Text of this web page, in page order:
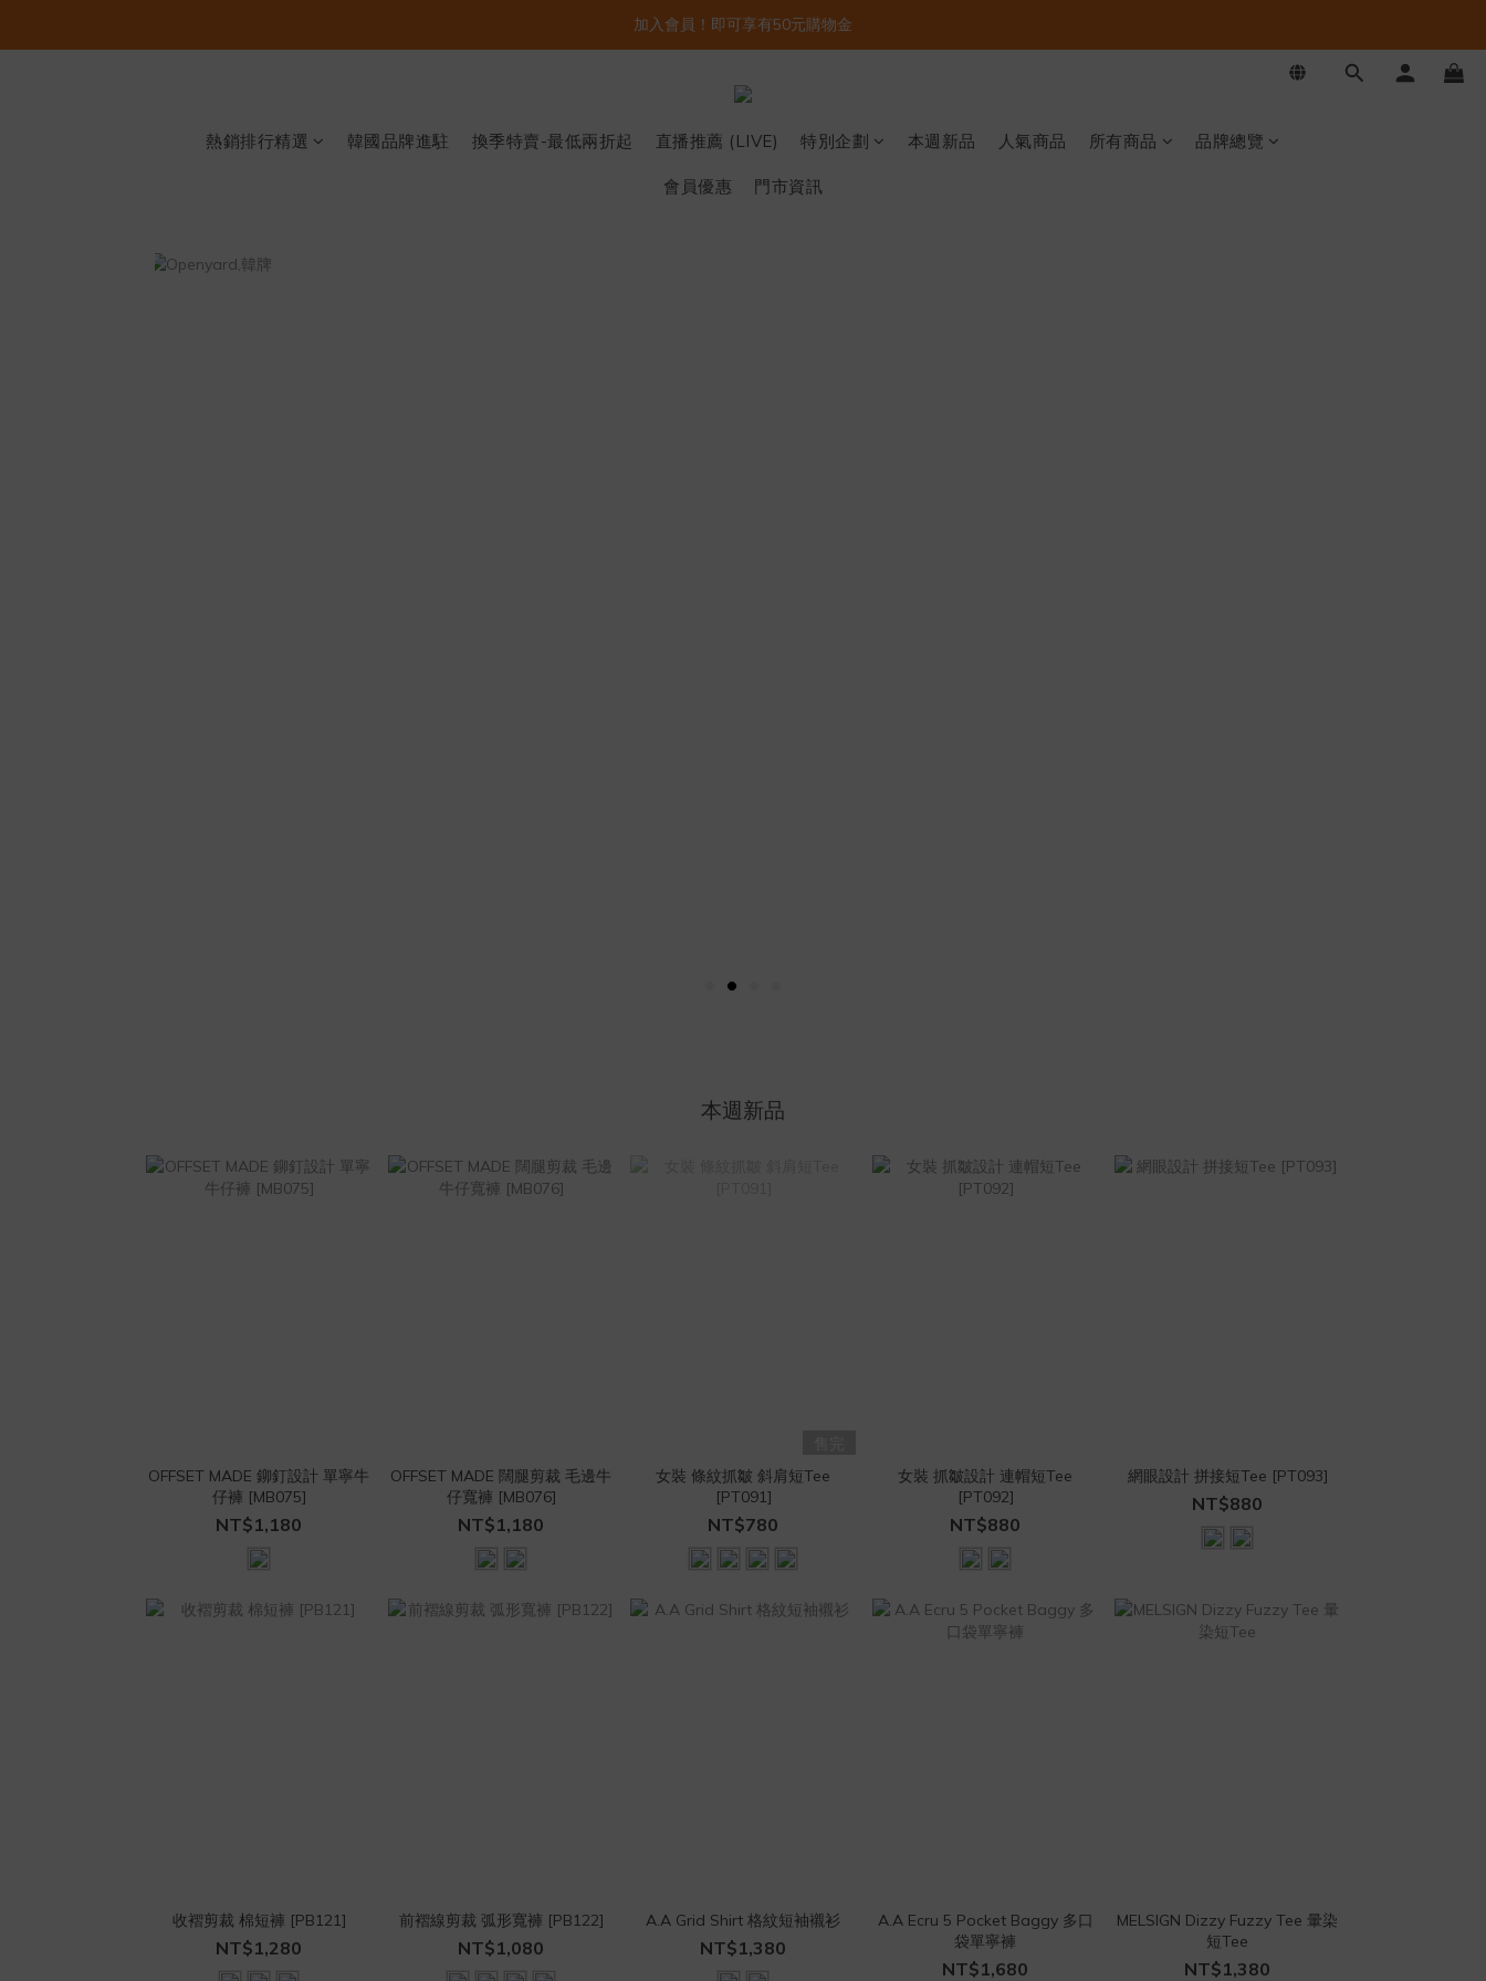
加入會員！即可享有50元購物金
熱銷排行精選 韓國品牌進駐 換季特賣-最低兩折起 直播推薦 (LIVE) 特別企劃 本週新品 人氣商品 所有商品 品牌總覽
會員優惠 門市資訊
本週新品
OFFSET MADE 鉚釘設計 單寧牛
仔褲 [MB075]
NT$1,180
OFFSET MADE 闊腿剪裁 毛邊牛
仔寬褲 [MB076]
NT$1,180
女裝 條紋抓皺 斜肩短Tee
[PT091]
NT$780
女裝 抓皺設計 連帽短Tee
[PT092]
NT$880
網眼設計 拼接短Tee [PT093]
NT$880
收褶剪裁 棉短褲 [PB121]
NT$1,280
前褶線剪裁 弧形寬褲 [PB122]
NT$1,080
A.A Grid Shirt 格紋短袖襯衫
NT$1,380
A.A Ecru 5 Pocket Baggy 多口
袋單寧褲
NT$1,680
MELSIGN Dizzy Fuzzy Tee 暈染
短Tee
NT$1,380